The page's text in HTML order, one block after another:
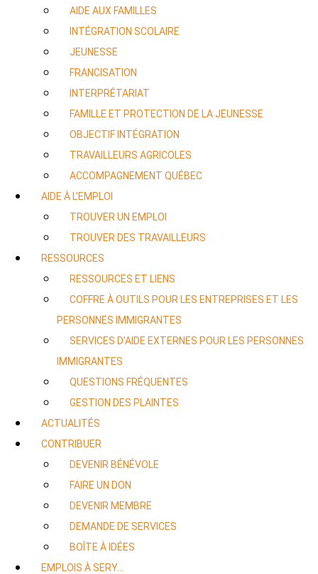
AIDE AUX FAMILLES
INTÉGRATION SCOLAIRE
JEUNESSE
FRANCISATION
INTERPRÉTARIAT
FAMILLE ET PROTECTION DE LA JEUNESSE
OBJECTIF INTÉGRATION
TRAVAILLEURS AGRICOLES
ACCOMPAGNEMENT QUÉBEC
AIDE À L’EMPLOI
TROUVER UN EMPLOI
TROUVER DES TRAVAILLEURS
RESSOURCES
RESSOURCES ET LIENS
COFFRE À OUTILS POUR LES ENTREPRISES ET LES
PERSONNES IMMIGRANTES
SERVICES D’AIDE EXTERNES POUR LES PERSONNES
IMMIGRANTES
QUESTIONS FRÉQUENTES
GESTION DES PLAINTES
ACTUALITÉS
CONTRIBUER
DEVENIR BÉNÉVOLE
FAIRE UN DON
DEVENIR MEMBRE
DEMANDE DE SERVICES
BOÎTE À IDÉES
EMPLOIS À SERY…